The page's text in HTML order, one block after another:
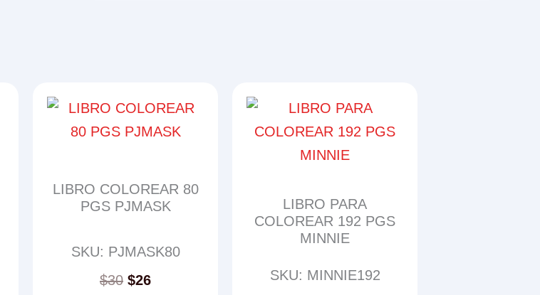
LIBRO COLOREAR 80
PGS PJMASK
SKU: PJMASK80
$30 $26
LIBRO PARA
COLOREAR 192 PGS
MINNIE
SKU: MINNIE192